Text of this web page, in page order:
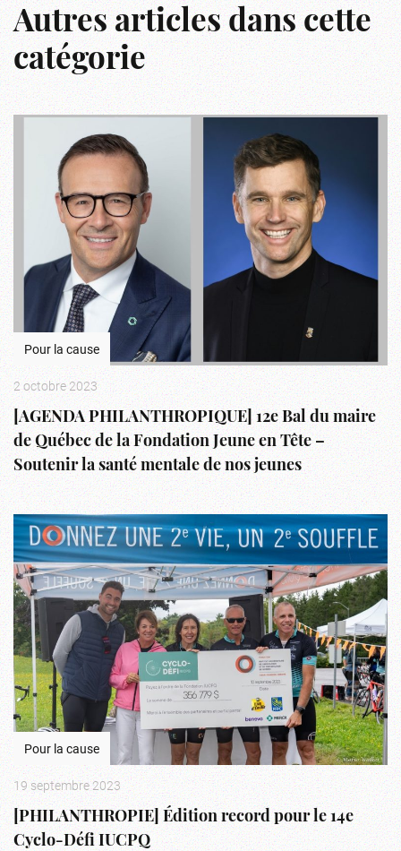
Autres articles dans cette
catégorie
Pour la cause
2 octobre 2023
[AGENDA PHILANTHROPIQUE] 12e Bal du maire
de Québec de la Fondation Jeune en Tête –
Soutenir la santé mentale de nos jeunes
Pour la cause
19 septembre 2023
[PHILANTHROPIE] Édition record pour le 14e
Cyclo-Défi IUCPQ